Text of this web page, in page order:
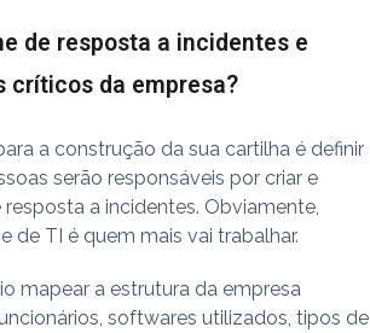
de resposta a incidentes e
críticos da empresa?
a construção da sua cartilha é definir
serão responsáveis por criar e
a incidentes. Obviamente,
de TI é quem mais vai trabalhar.
mapear a estrutura da empresa
softwares utilizados, tipos de